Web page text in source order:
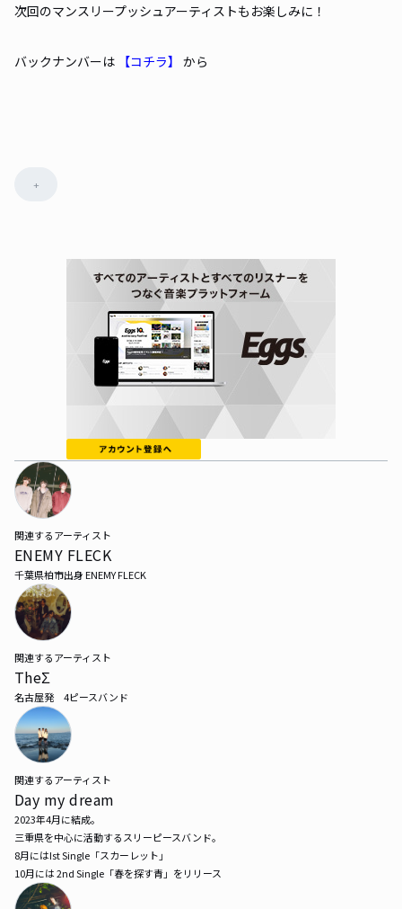
次回のマンスリープッシュアーティストもお楽しみに！
バックナンバーは 【コチラ】 から
+
関連するアーティスト
ENEMY FLECK
千葉県柏市出身 ENEMY FLECK
関連するアーティスト
TheΣ
名古屋発　4ピースバンド
関連するアーティスト
Day my dream
2023年4月に結成。
三重県を中心に活動するスリーピースバンド。
8月にはIst Single「スカーレット」
10月には 2nd Single「春を探す青」をリリース